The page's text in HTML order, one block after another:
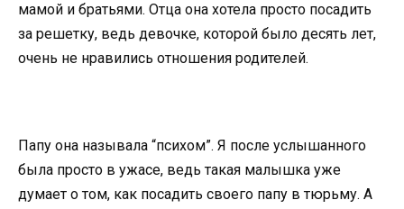
мамой и братьями. Отца она хотела просто посадить
за решетку, ведь девочке, которой было десять лет,
очень не нравились отношения родителей.
Папу она называла “психом”. Я после услышанного
была просто в ужасе, ведь такая малышка уже
думает о том, как посадить своего папу в тюрьму. А